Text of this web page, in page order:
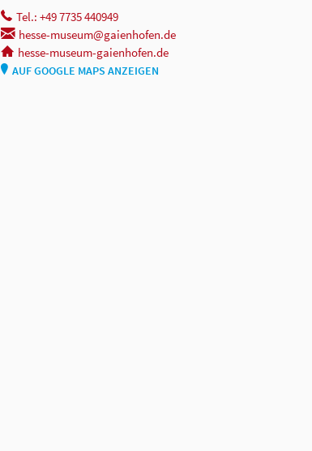
Tel.: +49 7735 440949
hesse-museum@gaienhofen.de
hesse-museum-gaienhofen.de
AUF GOOGLE MAPS ANZEIGEN